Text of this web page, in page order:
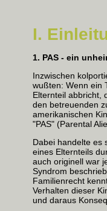
I.
1. PAS - ein
Inzwischen
wußten: Wenn ein
Elternteil abbricht,
den betreuenden
amerikanischen
"PAS" (Parental
Dabei handelte es
eines Elternteils
auch originell war
Syndrom
Familienrecht
Verhalten dieser
und daraus